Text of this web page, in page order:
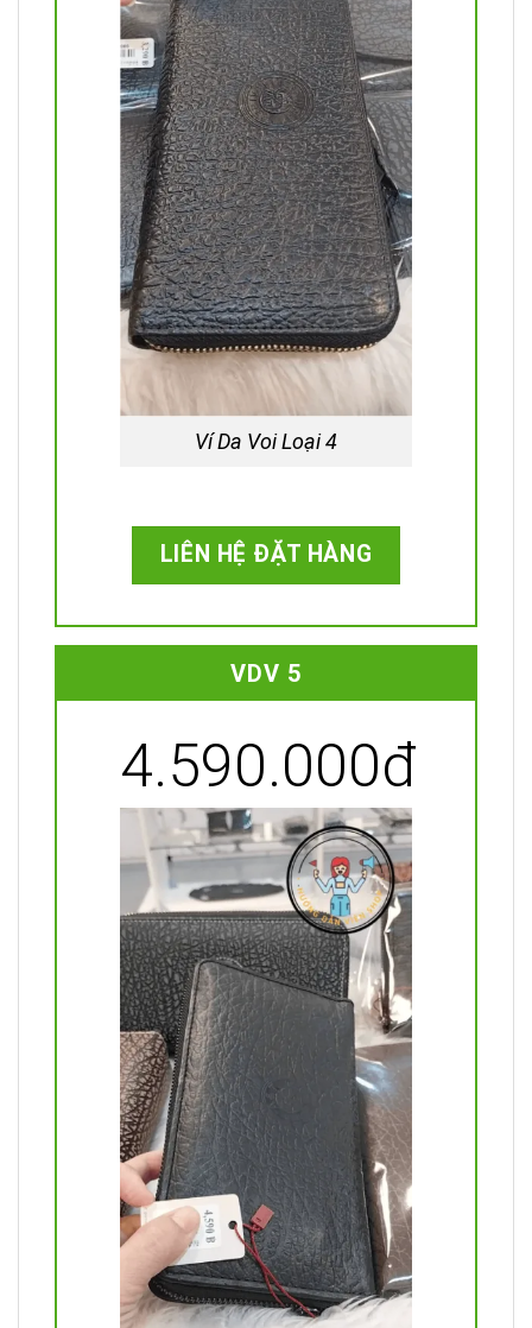
Ví Da Voi Loại 4
LIÊN HỆ ĐẶT HÀNG
VDV 5
4.590.000đ